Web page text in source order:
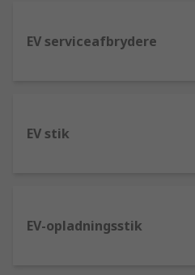
EV serviceafbrydere
EV stik
EV-opladningsstik